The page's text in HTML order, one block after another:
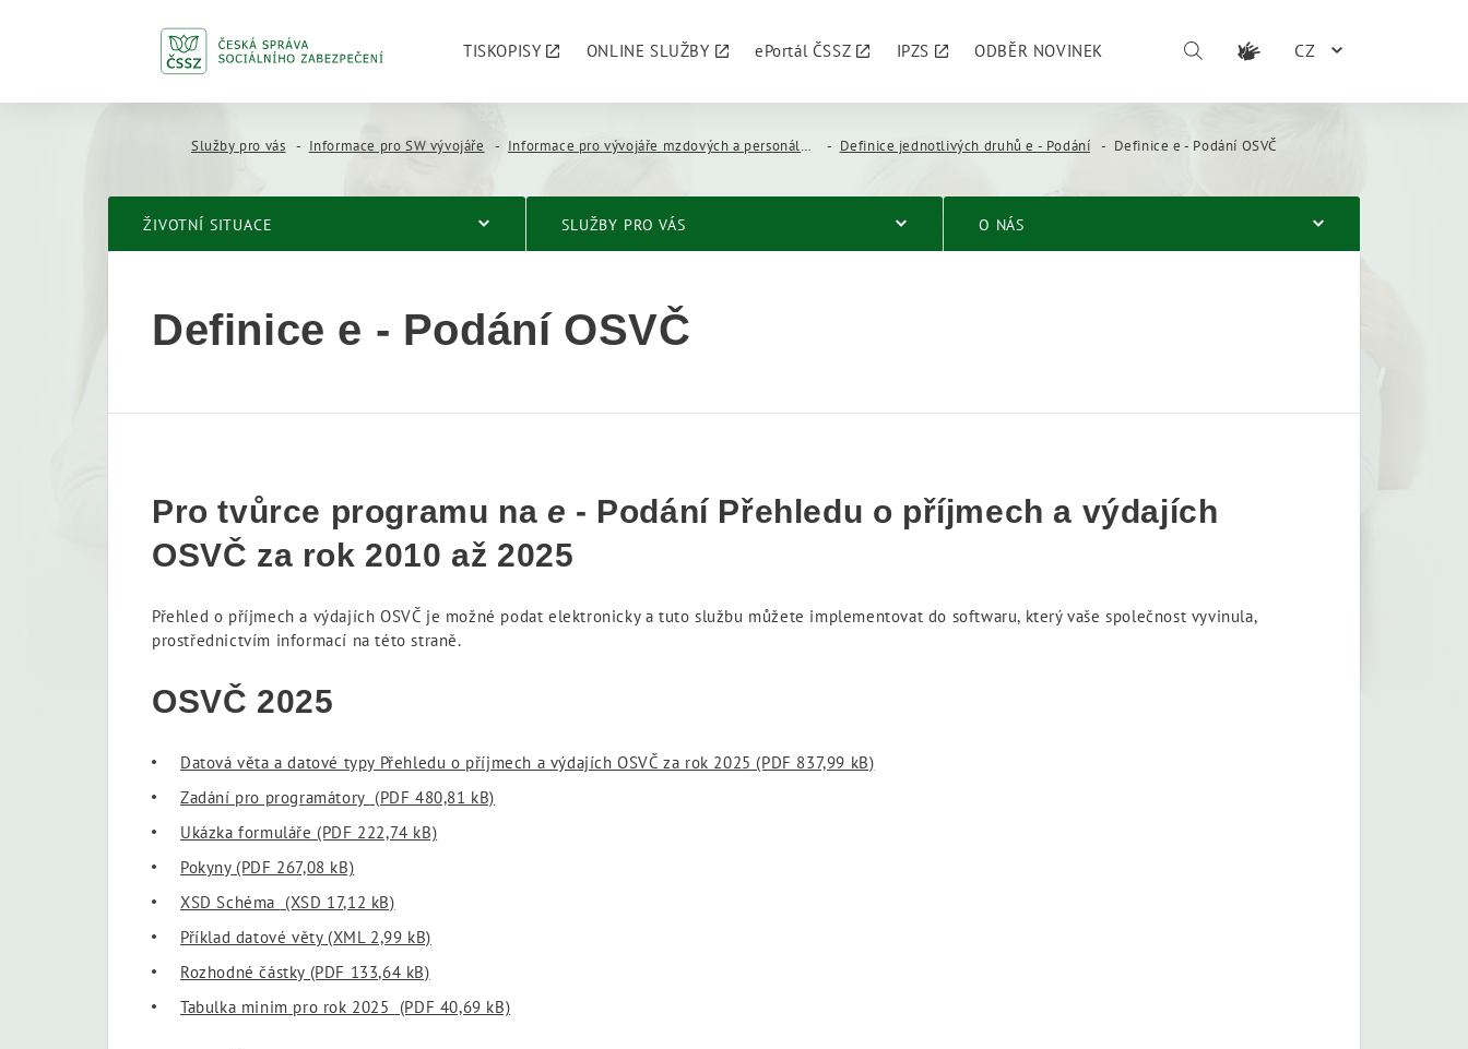
TISKOPISY ONLINE SLUŽBY ePortál ČSSZ IPZS ODBĚR NOVINEK CZ
Služby pro vás Informace pro SW vývojáře Informace pro vývojáře mzdových a personálních systémů Definice jednotlivých druhů e - Podání Definice e - Podání OSVČ
ŽIVOTNÍ SITUACE SLUŽBY PRO VÁS O NÁS
Definice e - Podání OSVČ
Pro tvůrce programu na e - Podání Přehledu o příjmech a výdajích
OSVČ za rok 2010 až 2025
Přehled o příjmech a výdajích OSVČ je možné podat elektronicky a tuto službu můžete implementovat do softwaru, který vaše společnost vyvinula,
prostřednictvím informací na této straně.
OSVČ 2025
Datová věta a datové typy Přehledu o příjmech a výdajích OSVČ za rok 2025 (PDF 837,99 kB)
Zadání pro programátory (PDF 480,81 kB)
Ukázka formuláře (PDF 222,74 kB)
Pokyny(PDF 267,08 kB)
XSD Schéma (XSD 17,12 kB)
Příklad datové věty(XML 2,99 kB)
Rozhodné částky (PDF 133,64 kB)
Tabulka minim pro rok 2025
(PDF 40,69 kB)